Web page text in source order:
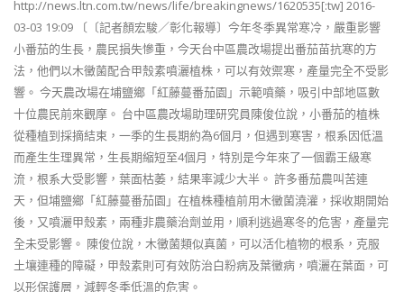
http://news.ltn.com.tw/news/life/breakingnews/1620535[:tw] 2016-
03-03 19:09 〔〔記者顏宏駿／彰化報導〕今年冬季異常寒冷，嚴重影響
小番茄的生長，農民損失慘重，今天台中區農改場提出番茄苗抗寒的方
法，他們以木黴菌配合甲殼素噴灑植株，可以有效禦寒，產量完全不受影
響。 今天農改場在埔鹽鄉「紅藤蔓番茄園」示範噴藥，吸引中部地區數
十位農民前來觀摩。 台中區農改場助理研究員陳俊位說，小番茄的植株
從種植到採摘結束，一季的生長期約為6個月，但遇到寒害，根系因低溫
而產生生理異常，生長期縮短至4個月，特別是今年來了一個霸王級寒
流，根系大受影響，葉面枯萎，結果率減少大半。 許多番茄農叫苦連
天，但埔鹽鄉「紅藤蔓番茄園」在植株種植前用木黴菌澆灌，採收期開始
後，又噴灑甲殼素，兩種非農藥治劑並用，順利逃過寒冬的危害，產量完
全未受影響。 陳俊位說，木黴菌類似真菌，可以活化植物的根系，克服
土壤連種的障礙，甲殼素則可有效防治白粉病及葉黴病，噴灑在葉面，可
以形保護層，減輕冬季低溫的危害。